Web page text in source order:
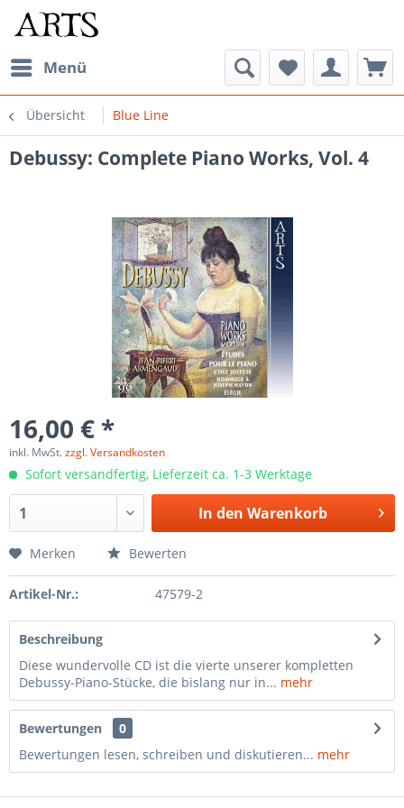
Menü
Übersicht Blue Line
Debussy: Complete Piano Works, Vol. 4
16,00 € *
inkl. MwSt.zzgl. Versandkosten
Sofort versandfertig, Lieferzeit ca. 1-3 Werktage
In den Warenkorb
Merken Bewerten
Artikel-Nr.: 47579-2
Beschreibung
Diese wundervolle CD ist die vierte unserer kompletten
Debussy-Piano-Stücke, die bislang nur in... mehr
Bewertungen
0
Bewertungen lesen, schreiben und diskutieren... mehr